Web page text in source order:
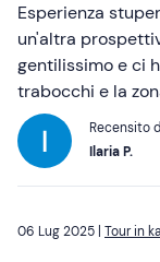
Esperienza
un'altra
gentilissimo e ci
trabocchi e la
Recensito
Ilaria P.
06 Lug 2025 | Tour in